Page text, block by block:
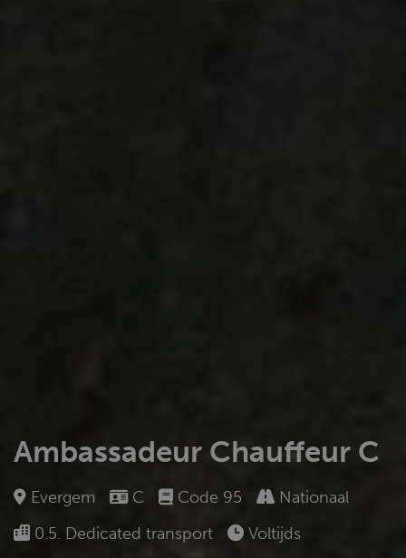
Ambassadeur Chauffeur C
Evergem C Code 95
Nationaal
0.5. Dedicated transport
Voltijds